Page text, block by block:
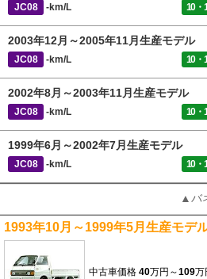
JC08 -km/L 10・
2003年12月～2005年11月生産モデル
JC08 -km/L 10・
2002年8月～2003年11月生産モデル
JC08 -km/L 10・
1999年6月～2002年7月生産モデル
JC08 -km/L 10・
▲バ
1993年10月～1999年5月生産モデ
中古車価格 40万円～109万